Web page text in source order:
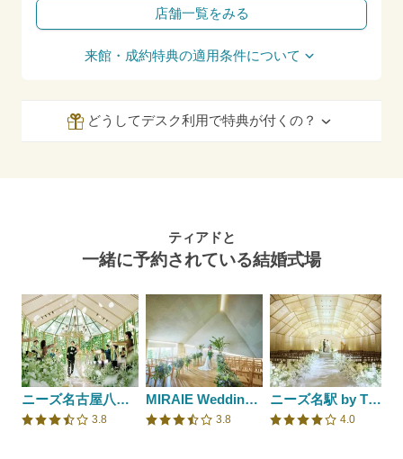
店舗一覧をみる
来館・成約特典の適用条件について
どうしてデスク利用で特典が付くの？
ティアドと
一緒に予約されている結婚式場
ニーズ名古屋八事 by T&G WEDDING(旧 アーヴェリール迎賓館 名古屋)
口コミ評価
3.8
MIRAIE Wedding(ミライエウエディング）
口コミ評価
3.8
ニーズ名駅 by T&G WEDDING(旧 インフィニート 名古屋)
口コミ評価
4.0